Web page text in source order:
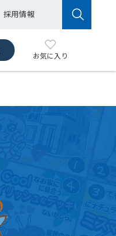
採用情報
お気に入り